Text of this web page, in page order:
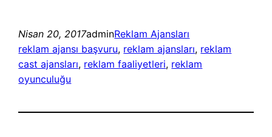
Nisan 20, 2017adminReklam Ajansları
reklam ajansı başvuru, reklam ajansları, reklam
cast ajansları, reklam faaliyetleri, reklam
oyunculuğu